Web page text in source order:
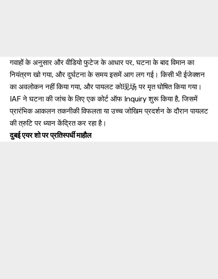
गवाहों के अनुसार और वीडियो फुटेज के आधार पर, घटना के बाद विमान का
नियंत्रण खो गया, और दुर्घटना के समय इसमें आग लग गई। किसी भी ईजेक्शन
का अवलोकन नहीं किया गया, और पायलट को现场 पर मृत घोषित किया गया।
IAF ने घटना की जांच के लिए एक कोर्ट ऑफ Inquiry शुरू किया है, जिसमें
प्रारंभिक आकलन तकनीकी विफलता या उच्च जोखिम प्रदर्शन के दौरान पायलट
की त्रुटि पर ध्यान केंद्रित कर रहा है।
दुबई एयर शो पर प्रतिस्पर्धी माहौल